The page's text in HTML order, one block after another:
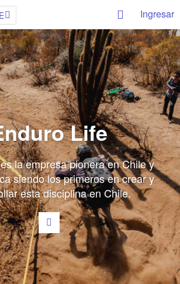
Ingresar
Life
la empresa pionera en Chile y
siendo los primeros en crear y
esta disciplina en Chile.